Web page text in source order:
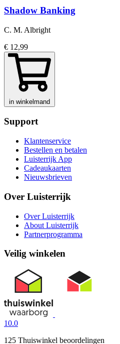
Shadow Banking
C. M. Albright
€ 12,99
in winkelmand
Support
Klantenservice
Bestellen en betalen
Luisterrijk App
Cadeaukaarten
Nieuwsbrieven
Over Luisterrijk
Over Luisterrijk
About Luisterrijk
Partnerprogramma
Veilig winkelen
10.0
125 Thuiswinkel beoordelingen